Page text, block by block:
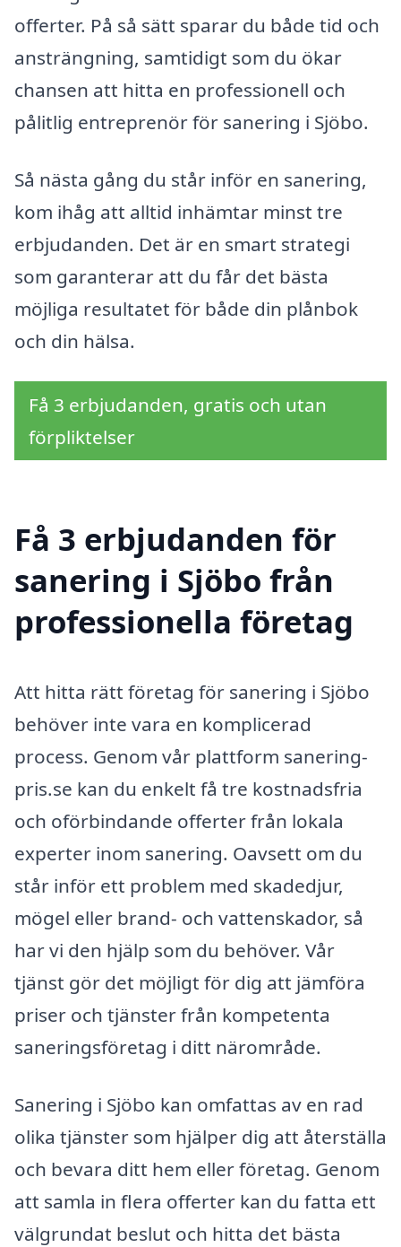
offerter. På så sätt sparar du både tid och
ansträngning, samtidigt som du ökar
chansen att hitta en professionell och
pålitlig entreprenör för sanering i Sjöbo.
Så nästa gång du står inför en sanering,
kom ihåg att alltid inhämtar minst tre
erbjudanden. Det är en smart strategi
som garanterar att du får det bästa
möjliga resultatet för både din plånbok
och din hälsa.
Få 3 erbjudanden, gratis och utan
förpliktelser
Få 3 erbjudanden för
sanering i Sjöbo från
professionella företag
Att hitta rätt företag för sanering i Sjöbo
behöver inte vara en komplicerad
process. Genom vår plattform sanering-
pris.se kan du enkelt få tre kostnadsfria
och oförbindande offerter från lokala
experter inom sanering. Oavsett om du
står inför ett problem med skadedjur,
mögel eller brand- och vattenskador, så
har vi den hjälp som du behöver. Vår
tjänst gör det möjligt för dig att jämföra
priser och tjänster från kompetenta
saneringsföretag i ditt närområde.
Sanering i Sjöbo kan omfattas av en rad
olika tjänster som hjälper dig att återställa
och bevara ditt hem eller företag. Genom
att samla in flera offerter kan du fatta ett
välgrundat beslut och hitta det bästa